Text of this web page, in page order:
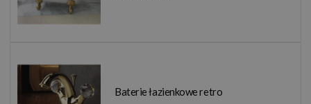
Baterie łazienkowe retro